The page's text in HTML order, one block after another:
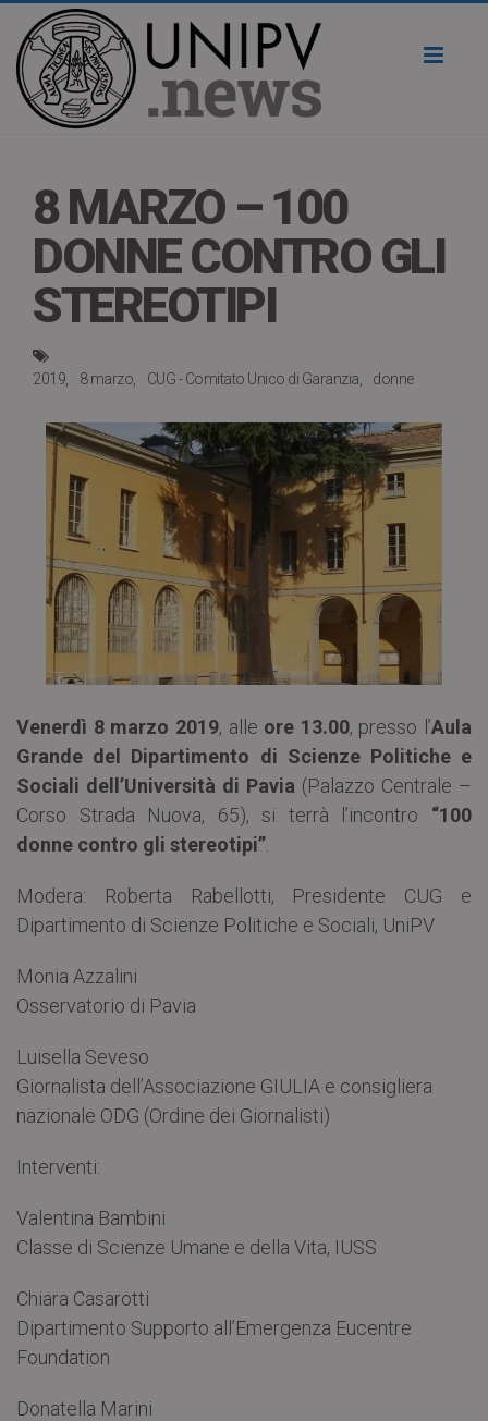
8 MARZO – 100
DONNE CONTRO GLI
STEREOTIPI
2019 8 marzo CUG - Comitato Unico di Garanzia donne
Venerdì 8 marzo 2019, alle ore 13.00, presso l’Aula
Grande del Dipartimento di Scienze Politiche e
Sociali dell’Università di Pavia (Palazzo Centrale –
Corso Strada Nuova, 65), si terrà l’incontro “100
donne contro gli stereotipi”
Modera: Roberta Rabellotti, Presidente CUG e
Dipartimento di Scienze Politiche e Sociali, UniPV
Monia Azzalini
Osservatorio di Pavia
Luisella Seveso
Giornalista dell’Associazione GIULIA e consigliera
nazionale ODG (Ordine dei Giornalisti)
Interventi:
Valentina Bambini
Classe di Scienze Umane e della Vita, IUSS
Chiara Casarotti
Dipartimento Supporto all’Emergenza Eucentre
Foundation
Donatella Marini